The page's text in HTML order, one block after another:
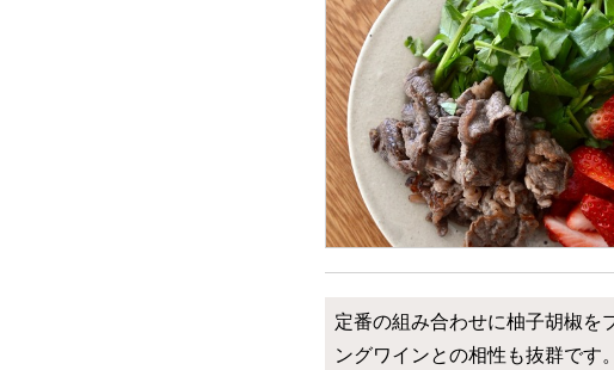
定番の組み合わせに柚子胡椒を
ングワインとの相性も抜群です。